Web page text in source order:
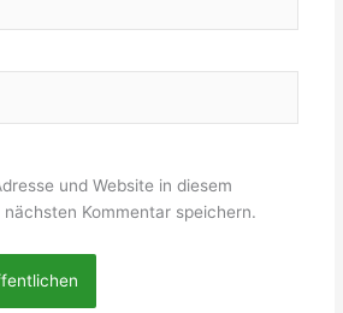
und Website in diesem
Kommentar speichern.